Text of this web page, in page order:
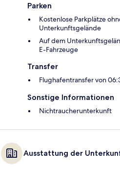
Parken
Kostenlose Parkplätze
Unterkunftsgelände
Auf dem
E-Fahrzeuge
Transfer
Flughafentransfer von
Sonstige Informationen
Nichtraucherunterkunft
Ausstattung der